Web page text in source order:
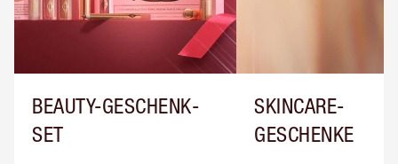
BEAUTY-GESCHENK-
SET
SKINCARE-
GESCHENKE